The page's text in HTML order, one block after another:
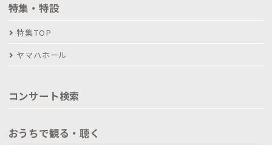
特集・特設
特集TOP
ヤマハホール
コンサート検索
おうちで観る・聴く